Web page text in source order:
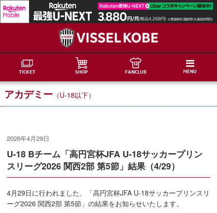
TICKET SHOP FANCLUB MENU
アカデミー （U-18以下）
2026年4月29日
U-18 Bチーム「高円宮杯JFA U-18サッカープリン
スリーグ2026 関西2部 第5節」結果（4/29）
4月29日に行われました、「高円宮杯JFA U-18サッカープリンスリ
ーグ2026 関西2部 第5節」の結果をお知らせいたします。